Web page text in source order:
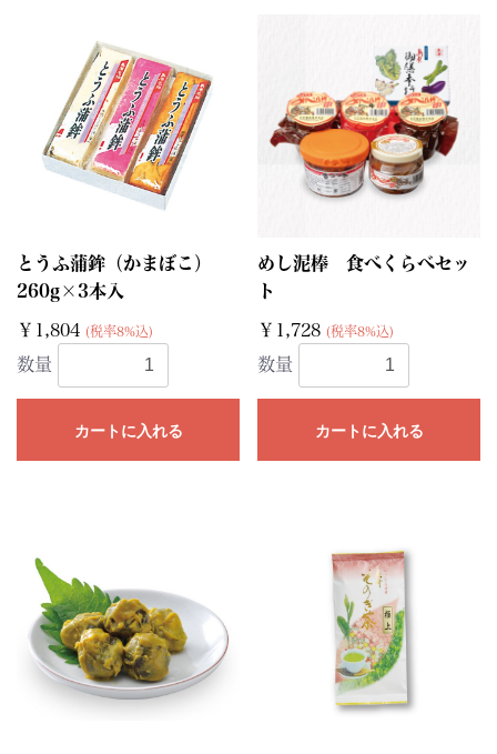
とうふ蒲鉾（かまぼこ）
260g×3本入
￥1,804 (税率8%込)
数量
カートに入れる
めし泥棒 食べくらべセッ
ト
￥1,728 (税率8%込)
数量
カートに入れる